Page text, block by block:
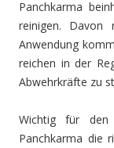
Panchkarma
reinigen.
Anwendung
reichen in der
Abwehrkräfte zu
Wichtig für den
Panchkarma die